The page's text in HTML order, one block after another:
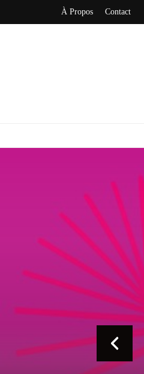
À Propos Contact